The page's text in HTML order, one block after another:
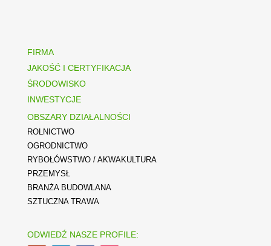
FIRMA
JAKOŚĆ I CERTYFIKACJA
ŚRODOWISKO
INWESTYCJE
OBSZARY DZIAŁALNOŚCI
ROLNICTWO
OGRODNICTWO
RYBOŁÓWSTWO / AKWAKULTURA
PRZEMYSŁ
BRANŻA BUDOWLANA
SZTUCZNA TRAWA
ODWIEDŹ NASZE PROFILE: